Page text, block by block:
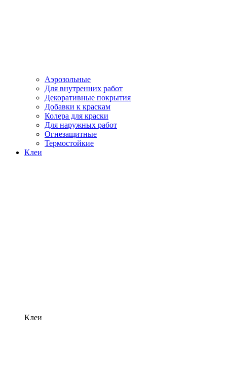
Аэрозольные
Для внутренних работ
Декоративные покрытия
Добавки к краскам
Колера для краски
Для наружных работ
Огнезащитные
Термостойкие
Клеи
Клеи